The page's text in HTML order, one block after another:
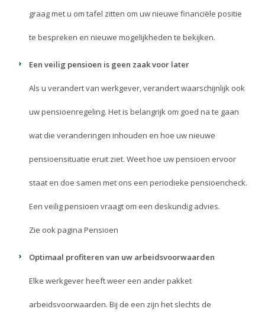
graag met u om tafel zitten om uw nieuwe financiële positie
te bespreken en nieuwe mogelijkheden te bekijken.
Een veilig pensioen is geen zaak voor later
Als u verandert van werkgever, verandert waarschijnlijk ook
uw pensioenregeling. Het is belangrijk om goed na te gaan
wat die veranderingen inhouden en hoe uw nieuwe
pensioensituatie eruit ziet. Weet hoe uw pensioen ervoor
staat en doe samen met ons een periodieke pensioencheck.
Een veilig pensioen vraagt om een deskundig advies.
Zie ook paginaPensioen
Optimaal profiteren van uw arbeidsvoorwaarden
Elke werkgever heeft weer een ander pakket
arbeidsvoorwaarden. Bij de een zijn het slechts de